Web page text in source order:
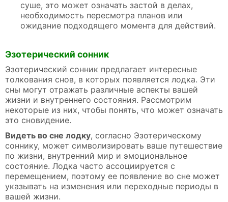
суше, это может означать застой в делах,
необходимость пересмотра планов или
ожидание подходящего момента для действий.
Эзотерический сонник
Эзотерический сонник предлагает интересные
толкования снов, в которых появляется лодка. Эти
сны могут отражать различные аспекты вашей
жизни и внутреннего состояния. Рассмотрим
некоторые из них, чтобы понять, что может означать
это сновидение.
Видеть во сне лодку, согласно Эзотерическому
соннику, может символизировать ваше путешествие
по жизни, внутренний мир и эмоциональное
состояние. Лодка часто ассоциируется с
перемещением, поэтому ее появление во сне может
указывать на изменения или переходные периоды в
вашей жизни.